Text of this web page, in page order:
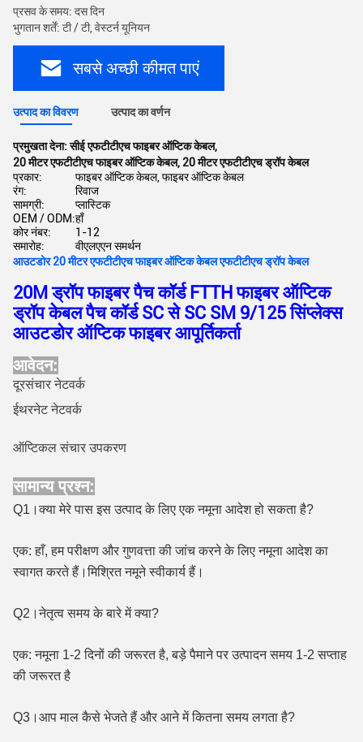
प्रसव के समय: दस दिन
भुगतान शर्तें: टी / टी, वेस्टर्न यूनियन
सबसे अच्छी कीमत पाएं
उत्पाद का विवरण उत्पाद का वर्णन
प्रमुखता देना:सीई एफटीटीएच फाइबर ऑप्टिक केबल,
20 मीटर एफटीटीएच फाइबर ऑप्टिक केबल, 20 मीटर एफटीटीएच ड्रॉप केबल
प्रकार:
फाइबर ऑप्टिक केबल, फाइबर ऑप्टिक केबल
रंग:
रिवाज
सामग्री:
प्लास्टिक
OEM / ODM:हाँ
कोर नंबर:
1-12
समारोह:
वीएलएएन समर्थन
आउटडोर 20 मीटर एफटीटीएच फाइबर ऑप्टिक केबल एफटीटीएच ड्रॉप केबल
20M ड्रॉप फाइबर पैच कॉर्ड FTTH फाइबर ऑप्टिक
ड्रॉप केबल पैच कॉर्ड SC से SC SM 9/125 सिंप्लेक्स
आउटडोर ऑप्टिक फाइबर आपूर्तिकर्ता
आवेदन:
दूरसंचार नेटवर्क
ईथरनेट नेटवर्क
ऑप्टिकल संचार उपकरण
सामान्य प्रश्न:
Q1।क्या मेरे पास इस उत्पाद के लिए एक नमूना आदेश हो सकता है?
एक: हाँ, हम परीक्षण और गुणवत्ता की जांच करने के लिए नमूना आदेश का
स्वागत करते हैं।मिश्रित नमूने स्वीकार्य हैं।
Q2।नेतृत्व समय के बारे में क्या?
एक: नमूना 1-2 दिनों की जरूरत है, बड़े पैमाने पर उत्पादन समय 1-2 सप्ताह
की जरूरत है
Q3।आप माल कैसे भेजते हैं और आने में कितना समय लगता है?